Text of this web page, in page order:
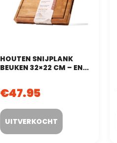
HOUTEN SNIJPLANK
BEUKEN 32×22 CM – END
€47.95